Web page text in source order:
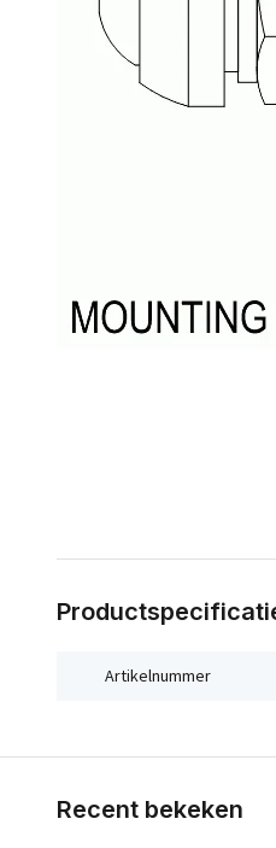
Artikelnummer
Recent bekeken